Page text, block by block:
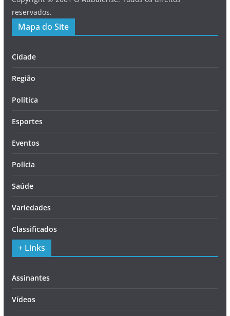
reservados.
Mapa do Site
Cidade
Região
Política
Esportes
Eventos
Polícia
Saúde
Variedades
Classificados
+ Links
Assinantes
Vídeos